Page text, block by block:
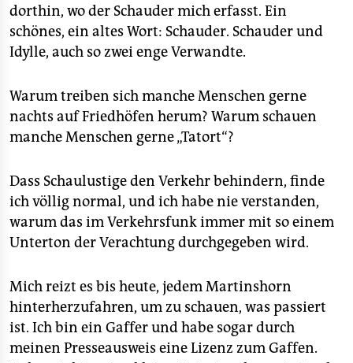
dorthin, wo der Schauder mich erfasst. Ein
schönes, ein altes Wort: Schauder. Schauder und
Idylle, auch so zwei enge Verwandte.
Warum treiben sich manche Menschen gerne
nachts auf Friedhöfen herum? Warum schauen
manche Menschen gerne „Tatort“?
Dass Schaulustige den Verkehr behindern, finde
ich völlig normal, und ich habe nie verstanden,
warum das im Verkehrsfunk immer mit so einem
Unterton der Verachtung durchgegeben wird.
Mich reizt es bis heute, jedem Martinshorn
hinterherzufahren, um zu schauen, was passiert
ist. Ich bin ein Gaffer und habe sogar durch
meinen Presseausweis eine Lizenz zum Gaffen.